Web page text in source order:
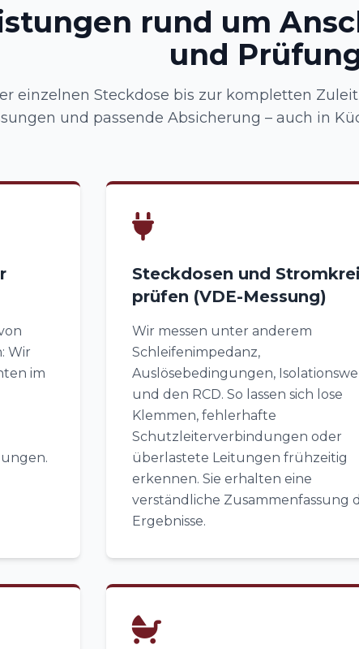
rund um
und
einzelnen Steckdose bis zur kompletten
und passende Absicherung – auch in
Wir
im
Steckdosen und
prüfen (VDE-Messung)
Wir messen unter anderem
Schleifenimpedanz,
Auslösebedingungen,
und den RCD. So lassen sich lose
Klemmen, fehlerhafte
Schutzleiterverbindungen oder
überlastete Leitungen frühzeitig
erkennen. Sie erhalten eine
verständliche Zusammenfassung
Ergebnisse.